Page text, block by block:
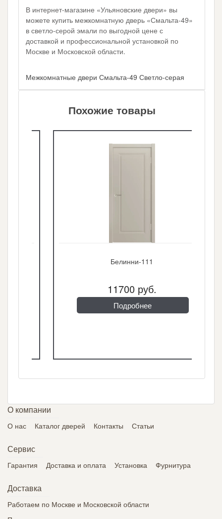
В интернет-магазине «Ульяновские двери» вы
можете купить межкомнатную дверь «Смальта-49»
в светло-серой эмали по выгодной цене с
доставкой и профессиональной установкой по
Москве и Московской области.
Межкомнатные двери Смальта-49 Светло-серая
Похожие товары
Белинни-111
11700 руб.
Подробнее
О компании
О нас Каталог дверей Контакты Статьи
Сервис
Гарантия Доставка и оплата Установка Фурнитура
Доставка
Работаем по Москве и Московской области